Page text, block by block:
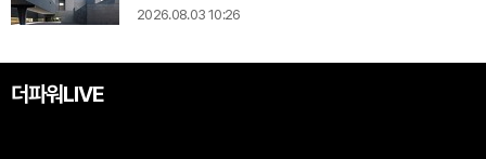
2026.08.03 10:26
더파워LIVE